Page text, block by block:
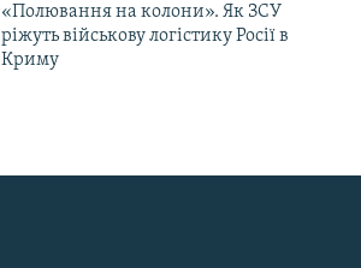
«Полювання на колони». Як ЗСУ
ріжуть військову логістику Росії в
Криму